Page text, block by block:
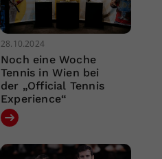
28.10.2024
Noch eine Woche
Tennis in Wien bei
der „Official Tennis
Experience“